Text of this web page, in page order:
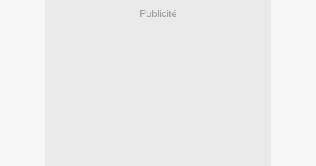
Publicité